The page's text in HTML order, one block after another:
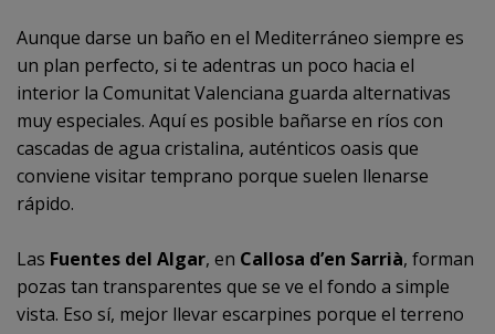
Aunque darse un baño en el Mediterráneo siempre es
un plan perfecto, si te adentras un poco hacia el
interior la Comunitat Valenciana guarda alternativas
muy especiales. Aquí es posible bañarse en ríos con
cascadas de agua cristalina, auténticos oasis que
conviene visitar temprano porque suelen llenarse
rápido.
Las Fuentes del Algar, en Callosa d’en Sarrià, forman
pozas tan transparentes que se ve el fondo a simple
vista. Eso sí, mejor llevar escarpines porque el terreno